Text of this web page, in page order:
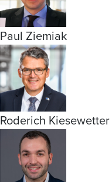
Paul Ziemiak
Roderich Kiesewetter